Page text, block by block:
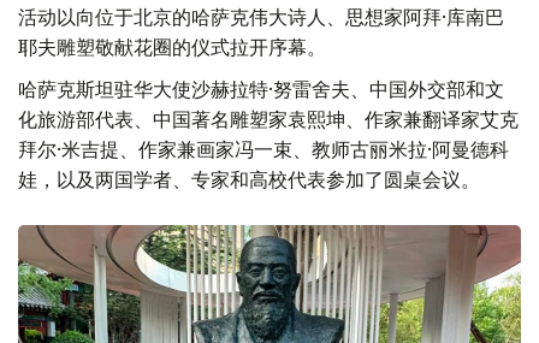
活动以向位于北京的哈萨克伟大诗人、思想家阿拜·库南巴
耶夫雕塑敬献花圈的仪式拉开序幕。
哈萨克斯坦驻华大使沙赫拉特·努雷舍夫、中国外交部和文
化旅游部代表、中国著名雕塑家袁熙坤、作家兼翻译家艾克
拜尔·米吉提、作家兼画家冯一束、教师古丽米拉·阿曼德科
娃，以及两国学者、专家和高校代表参加了圆桌会议。